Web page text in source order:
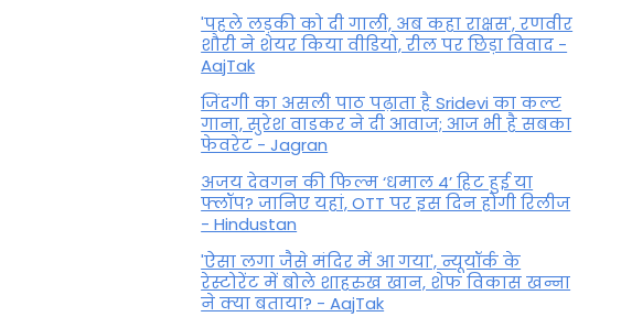
'पहले लड़की को दी गाली, अब कहा राक्षस', रणवीर
शौरी ने शेयर किया वीडियो, रील पर छिड़ा विवाद -
AajTak
जिंदगी का असली पाठ पढ़ाता है Sridevi का कल्ट
गाना, सुरेश वाडकर ने दी आवाज; आज भी है सबका
फेवरेट - Jagran
अजय देवगन की फिल्म ‘धमाल 4’ हिट हुई या
फ्लॉप? जानिए यहां, OTT पर इस दिन होगी रिलीज
- Hindustan
'ऐसा लगा जैसे मंदिर में आ गया', न्यूयॉर्क के
रेस्टोरेंट में बोले शाहरुख खान, शेफ विकास खन्ना
ने क्या बताया? - AajTak